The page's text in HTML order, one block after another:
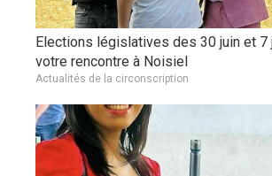
Elections législatives des 30 juin et 7
votre rencontre à Noisiel
Actualités de la circonscription